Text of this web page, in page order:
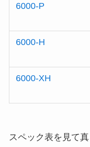
6000-P
6000-H
6000-XH
スペック表を見て